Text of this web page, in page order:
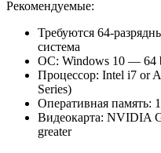
Рекомендуемые:
Требуются 64-
система
ОС: Windows 10 — 64
Процессор: Intel i7 or
Series)
Оперативная память:
Видеокарта: NVIDIA
greater